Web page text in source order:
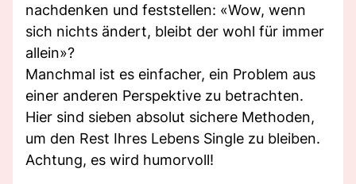
nachdenken und feststellen: «Wow, wenn
sich nichts ändert, bleibt der wohl für immer
allein»?
Manchmal ist es einfacher, ein Problem aus
einer anderen Perspektive zu betrachten.
Hier sind sieben absolut sichere Methoden,
um den Rest Ihres Lebens Single zu bleiben.
Achtung, es wird humorvoll!